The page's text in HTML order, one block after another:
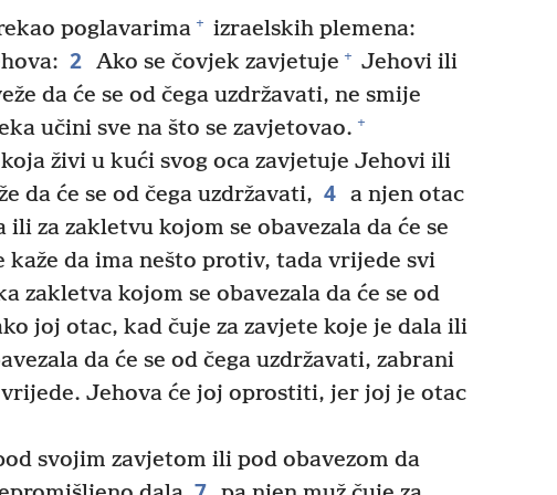
poglavarima + izraelskih plemena:
2 Ako se čovjek zavjetuje + Jehovi ili
da će se od čega uzdržavati, ne smije
učini sve na što se zavjetovao. +
živi u kući svog oca zavjetuje Jehovi ili
da će se od čega uzdržavati, 4 a njen otac
za zakletvu kojom se obavezala da će se
kaže da ima nešto protiv, tada vrijede svi
zakletva kojom se obavezala da će se od
joj otac, kad čuje za zavjete koje je dala ili
da će se od čega uzdržavati, zabrani
Jehova će joj oprostiti, jer joj je otac
svojim zavjetom ili pod obavezom da